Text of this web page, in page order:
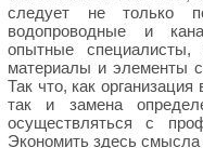
следует не только
водопроводные и
опытные
материалы и элементы
Так что, как
так и замена
осуществляться с
Экономить здесь смысла